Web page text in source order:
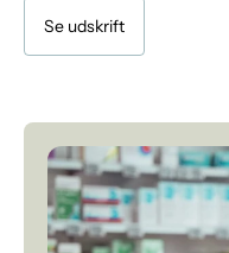
Se udskrift